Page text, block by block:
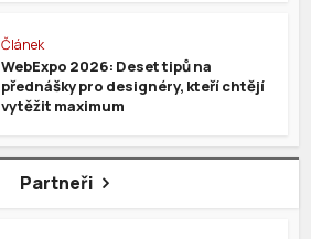
Článek
WebExpo 2026: Deset tipů na
přednášky pro designéry, kteří chtějí
vytěžit maximum
Partneři